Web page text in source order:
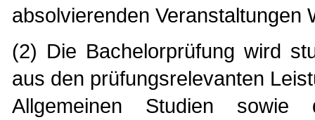
absolvierenden Veranstaltungen
(2) Die Bachelorprüfung wird
aus den prüfungsrelevanten
Allgemeinen Studien sowie